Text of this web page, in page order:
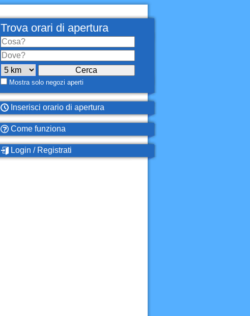
Trova orari di apertura
Mostra solo negozi aperti
Inserisci orario di apertura
Come funziona
Login / Registrati